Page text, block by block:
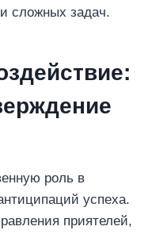
сложных задач.
роль в
успеха.
приятелей,